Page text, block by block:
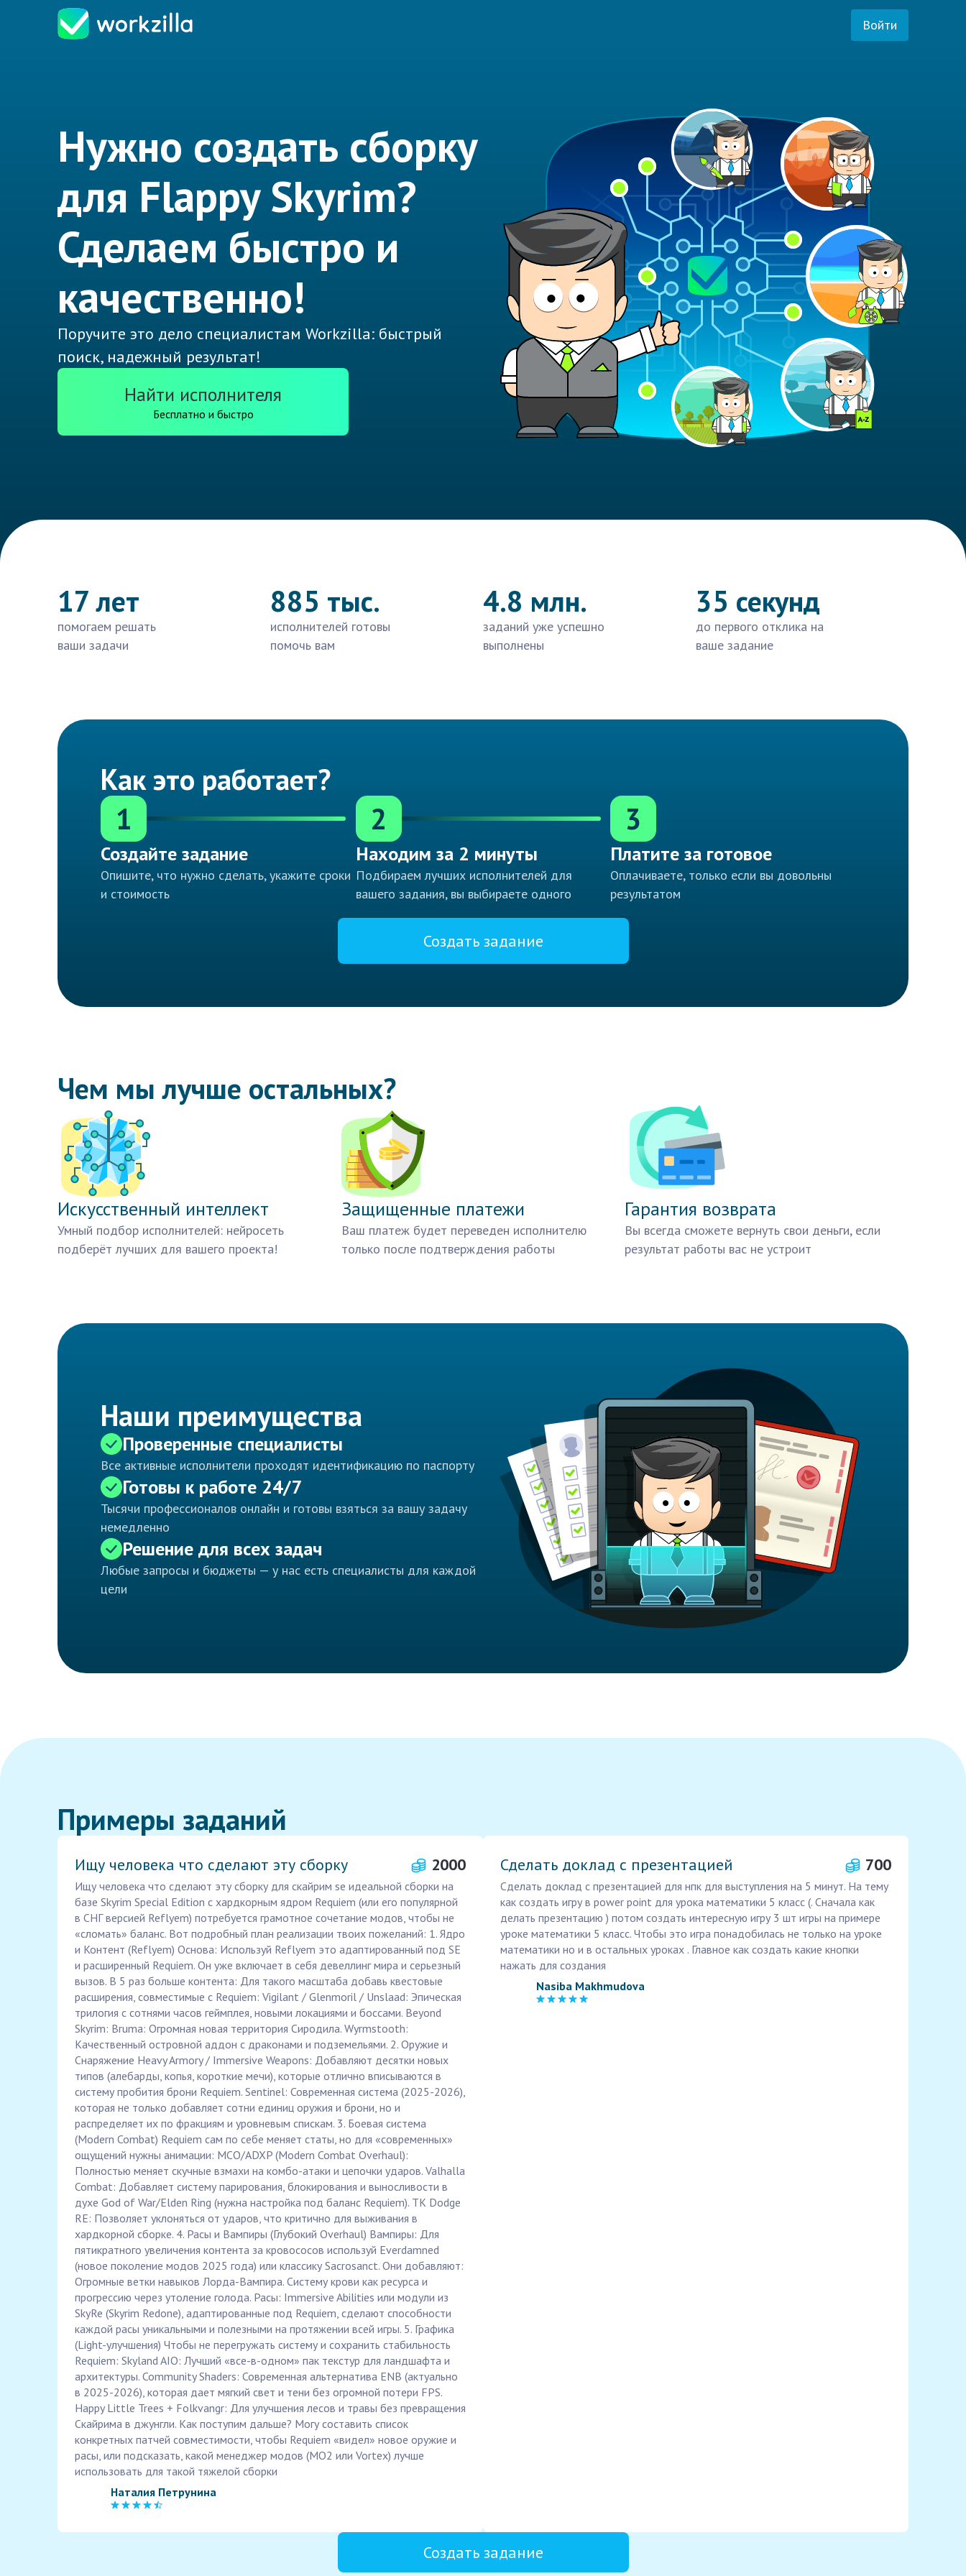
Войти
Нужно создать сборку
для Flappy Skyrim?
Сделаем быстро и
качественно!
Поручите это дело специалистам Workzilla: быстрый
поиск, надежный результат!
Найти исполнителя
Бесплатно и быстро
17 лет
помогаем решать
ваши задачи
885 тыс.
исполнителей готовы
помочь вам
4.8 млн.
заданий уже успешно
выполнены
35 секунд
до первого отклика на
ваше задание
Как это работает?
1
Создайте задание
Опишите, что нужно сделать, укажите сроки
и стоимость
2
Находим за 2 минуты
Подбираем лучших исполнителей для
вашего задания, вы выбираете одного
3
Платите за готовое
Оплачиваете, только если вы довольны
результатом
Создать задание
Чем мы лучше остальных?
Искусственный интеллект
Умный подбор исполнителей: нейросеть
подберёт лучших для вашего проекта!
Защищенные платежи
Ваш платеж будет переведен исполнителю
только после подтверждения работы
Гарантия возврата
Вы всегда сможете вернуть свои деньги, если
результат работы вас не устроит
Наши преимущества
Проверенные специалисты
Все активные исполнители проходят идентификацию по паспорту
Готовы к работе 24/7
Тысячи профессионалов онлайн и готовы взяться за вашу задачу
немедленно
Решение для всех задач
Любые запросы и бюджеты — у нас есть специалисты для каждой
цели
Примеры заданий
Ищу человека что сделают эту сборку 2000
Ищу человека что сделают эту сборку для скайрим se идеальной сборки на
базе Skyrim Special Edition с хардкорным ядром Requiem (или его популярной
в СНГ версией Reflyem) потребуется грамотное сочетание модов, чтобы не
«сломать» баланс. Вот подробный план реализации твоих пожеланий: 1. Ядро
и Контент (Reflyem) Основа: Используй Reflyem это адаптированный под SE
и расширенный Requiem. Он уже включает в себя девеллинг мира и серьезный
вызов. В 5 раз больше контента: Для такого масштаба добавь квестовые
расширения, совместимые с Requiem: Vigilant / Glenmoril / Unslaad: Эпическая
трилогия с сотнями часов геймплея, новыми локациями и боссами. Beyond
Skyrim: Bruma: Огромная новая территория Сиродила. Wyrmstooth:
Качественный островной аддон с драконами и подземельями. 2. Оружие и
Снаряжение Heavy Armory / Immersive Weapons: Добавляют десятки новых
типов (алебарды, копья, короткие мечи), которые отлично вписываются в
систему пробития брони Requiem. Sentinel: Современная система (2025-2026),
которая не только добавляет сотни единиц оружия и брони, но и
распределяет их по фракциям и уровневым спискам. 3. Боевая система
(Modern Combat) Requiem сам по себе меняет статы, но для «современных»
ощущений нужны анимации: MCO/ADXP (Modern Combat Overhaul):
Полностью меняет скучные взмахи на комбо-атаки и цепочки ударов. Valhalla
Combat: Добавляет систему парирования, блокирования и выносливости в
духе God of War/Elden Ring (нужна настройка под баланс Requiem). TK Dodge
RE: Позволяет уклоняться от ударов, что критично для выживания в
хардкорной сборке. 4. Расы и Вампиры (Глубокий Overhaul) Вампиры: Для
пятикратного увеличения контента за кровососов используй Everdamned
(новое поколение модов 2025 года) или классику Sacrosanct. Они добавляют:
Огромные ветки навыков Лорда-Вампира. Систему крови как ресурса и
прогрессию через утоление голода. Расы: Immersive Abilities или модули из
SkyRe (Skyrim Redone), адаптированные под Requiem, сделают способности
каждой расы уникальными и полезными на протяжении всей игры. 5. Графика
(Light-улучшения) Чтобы не перегружать систему и сохранить стабильность
Requiem: Skyland AIO: Лучший «все-в-одном» пак текстур для ландшафта и
архитектуры. Community Shaders: Современная альтернатива ENB (актуально
в 2025-2026), которая дает мягкий свет и тени без огромной потери FPS.
Happy Little Trees + Folkvangr: Для улучшения лесов и травы без превращения
Скайрима в джунгли. Как поступим дальше? Могу составить список
конкретных патчей совместимости, чтобы Requiem «видел» новое оружие и
расы, или подсказать, какой менеджер модов (MO2 или Vortex) лучше
использовать для такой тяжелой сборки
Наталия Петрунина
Сделать доклад с презентацией 700
Сделать доклад с презентацией для нпк для выступления на 5 минут. На тему
как создать игру в power point для урока математики 5 класс (. Сначала как
делать презентацию ) потом создать интересную игру 3 шт игры на примере
уроке математики 5 класс. Чтобы это игра понадобилась не только на уроке
математики но и в остальных уроках . Главное как создать какие кнопки
нажать для создания
Nasiba Makhmudova
Создать задание